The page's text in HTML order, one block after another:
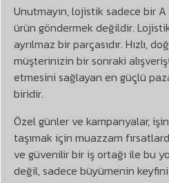
Unutmayın, lojistik sadece bir
ürün göndermek değildir.
ayrılmaz bir parçasıdır. Hızlı,
müşterinizin bir sonraki
etmesini sağlayan en güçlü
biridir.
Özel günler ve kampanyalar,
taşımak için muazzam
ve güvenilir bir iş ortağı ile bu
değil, sadece büyümenin keyfini